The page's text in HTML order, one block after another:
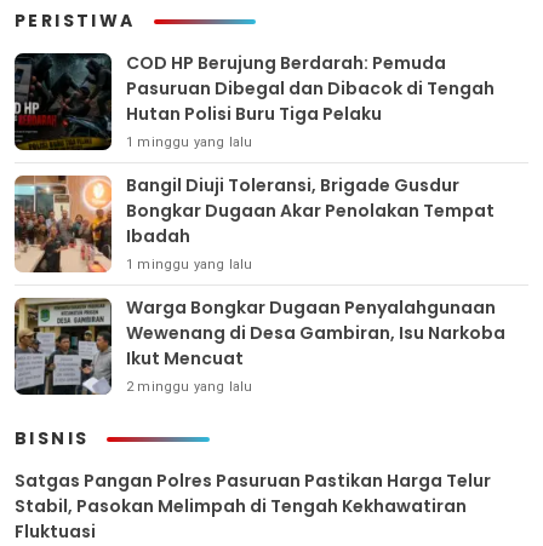
PERISTIWA
COD HP Berujung Berdarah: Pemuda
Pasuruan Dibegal dan Dibacok di Tengah
Hutan Polisi Buru Tiga Pelaku
1 minggu yang lalu
Bangil Diuji Toleransi, Brigade Gusdur
Bongkar Dugaan Akar Penolakan Tempat
Ibadah
1 minggu yang lalu
Warga Bongkar Dugaan Penyalahgunaan
Wewenang di Desa Gambiran, Isu Narkoba
Ikut Mencuat
2 minggu yang lalu
BISNIS
Satgas Pangan Polres Pasuruan Pastikan Harga Telur
Stabil, Pasokan Melimpah di Tengah Kekhawatiran
Fluktuasi